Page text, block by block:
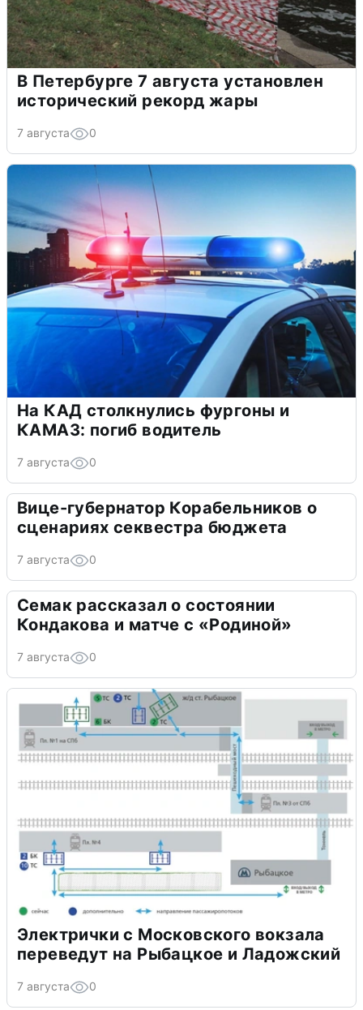
В Петербурге 7 августа установлен
исторический рекорд жары
7 августа 0
На КАД столкнулись фургоны и
КАМАЗ: погиб водитель
7 августа 0
Вице-губернатор Корабельников о
сценариях секвестра бюджета
7 августа 0
Семак рассказал о состоянии
Кондакова и матче с «Родиной»
7 августа 0
Электрички с Московского вокзала
переведут на Рыбацкое и Ладожский
7 августа 0